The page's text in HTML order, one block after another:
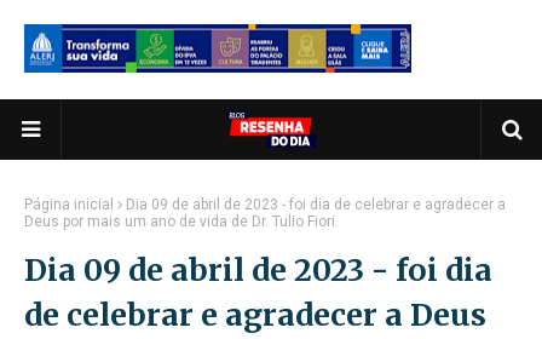
Página inicial
Dia 09 de abril de 2023 - foi dia de celebrar e agradecer a
Deus por mais um ano de vida de Dr. Tulio Fiori.
Dia 09 de abril de 2023 - foi dia
de celebrar e agradecer a Deus